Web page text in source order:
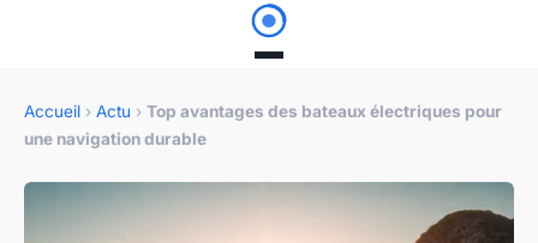
Accueil › Actu › Top avantages des bateaux électriques pour
une navigation durable